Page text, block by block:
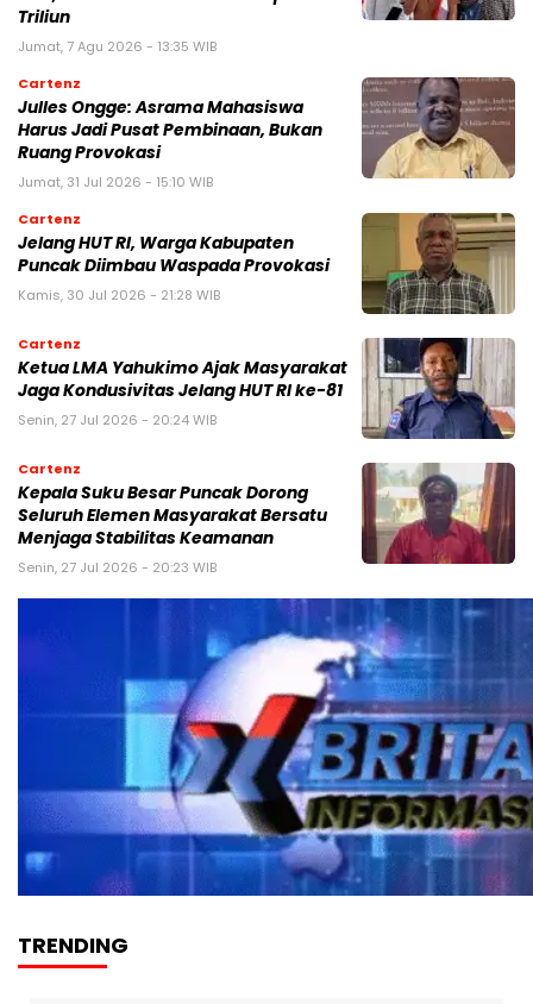
Triliun
Jumat, 7 Agu 2026 - 13:35 WIB
Cartenz
Julles Ongge: Asrama Mahasiswa
Harus Jadi Pusat Pembinaan, Bukan
Ruang Provokasi
Jumat, 31 Jul 2026 - 15:10 WIB
Cartenz
Jelang HUT RI, Warga Kabupaten
Puncak Diimbau Waspada Provokasi
Kamis, 30 Jul 2026 - 21:28 WIB
Cartenz
Ketua LMA Yahukimo Ajak Masyarakat
Jaga Kondusivitas Jelang HUT RI ke-81
Senin, 27 Jul 2026 - 20:24 WIB
Cartenz
Kepala Suku Besar Puncak Dorong
Seluruh Elemen Masyarakat Bersatu
Menjaga Stabilitas Keamanan
Senin, 27 Jul 2026 - 20:23 WIB
TRENDING